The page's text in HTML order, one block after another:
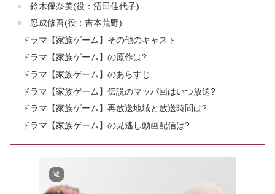
鈴木保奈美(役：沼田佳代子)
忍成修吾(役：吉本荒野)
ドラマ【家族ゲーム】その他のキャスト
ドラマ【家族ゲーム】の原作は?
ドラマ【家族ゲーム】のあらすじ
ドラマ【家族ゲーム】伝説のマッパ回はいつ放送?
ドラマ【家族ゲーム】再放送地域と放送時間は?
ドラマ【家族ゲーム】の見逃し動画配信は?